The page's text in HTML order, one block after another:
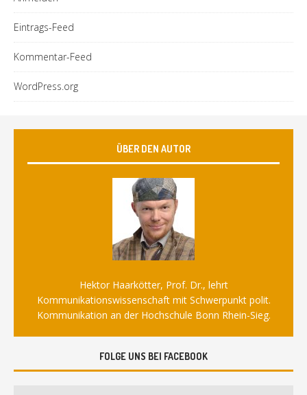
Eintrags-Feed
Kommentar-Feed
WordPress.org
ÜBER DEN AUTOR
Hektor Haarkötter, Prof. Dr., lehrt
Kommunikationswissenschaft mit Schwerpunkt polit.
Kommunikation an der Hochschule Bonn Rhein-Sieg.
FOLGE UNS BEI FACEBOOK